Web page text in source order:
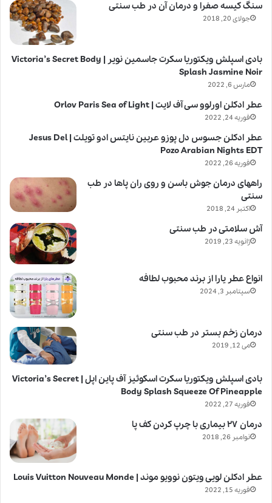
سنگ کیسه صفرا و درمان آن در طب سنتی
جولای 20, 2018
بادی اسپلش ویکتوریا سکرت جاسمین نویر | Victoria’s Secret Body
Splash Jasmine Noir
مارس 6, 2022
عطر ادکلن اورلوو سی آف لایت | Orlov Paris Sea of Light
فوریه 24, 2022
عطر ادکلن جسوس دل پوزو عربین نایتس ادو تویلت | Jesus Del
Pozo Arabian Nights EDT
فوریه 26, 2022
راههای درمان جوش باسن و روی ران پاها در طب
سنتی
اکتبر 24, 2018
آش سلامتی در طب سنتی
ژانویه 23, 2019
انواع عطر یارا از برند محبوب لطافه
سپتامبر 3, 2024
درمان زخم بستر در طب سنتی
می 12, 2019
بادی اسپلش ویکتوریا سکرت اسکوئیز آف پاین اپل | Victoria’s Secret
Body Splash Squeeze Of Pineapple
فوریه 27, 2022
درمان ۲۷ بیماری با چرپ کردن کف پا
نوامبر 26, 2018
عطر ادکلن لویی ویتون نوویو موند | Louis Vuitton Nouveau Monde
فوریه 15, 2022